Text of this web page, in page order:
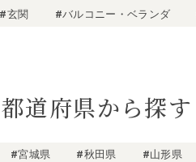
#玄関 #バルコニー・ベランダ
道府県から探す
#宮城県 #秋田県 #山形県